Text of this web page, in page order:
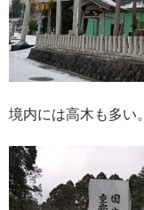
境内には高木も多い。